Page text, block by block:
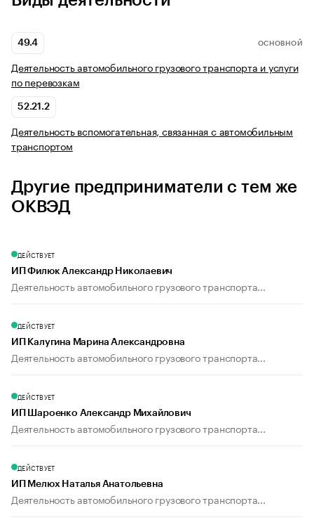
49.4 ОСНОВНОЙ
Деятельность автомобильного грузового транспорта и услуги
по перевозкам
52.21.2
Деятельность вспомогательная, связанная с автомобильным
транспортом
Другие предприниматели с тем же
ОКВЭД
ДЕЙСТВУЕТ
ИП Филюк Александр Николаевич
Деятельность автомобильного грузового транспорта...
ДЕЙСТВУЕТ
ИП Калугина Марина Александровна
Деятельность автомобильного грузового транспорта...
ДЕЙСТВУЕТ
ИП Шароенко Александр Михайлович
Деятельность автомобильного грузового транспорта...
ДЕЙСТВУЕТ
ИП Мелюх Наталья Анатольевна
Деятельность автомобильного грузового транспорта...